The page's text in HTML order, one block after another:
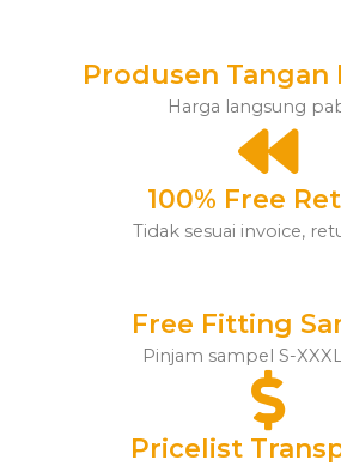
Produsen Tangan
Harga langsung
100% Free
Tidak sesuai invoice,
Free Fitting
Pinjam sampel S-
Pricelist